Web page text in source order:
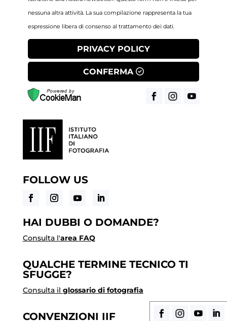
nessuna altra attività. La sua compilazione rappresenta la tua
espressione libera di consenso al trattamento dei dati.
PRIVACY POLICY
CONFERMA
FOLLOW US
HAI DUBBI O DOMANDE?
Consulta l'area FAQ
QUALCHE TERMINE TECNICO TI
SFUGGE?
Consulta il glossario di fotografia
CONVENZIONI IIF